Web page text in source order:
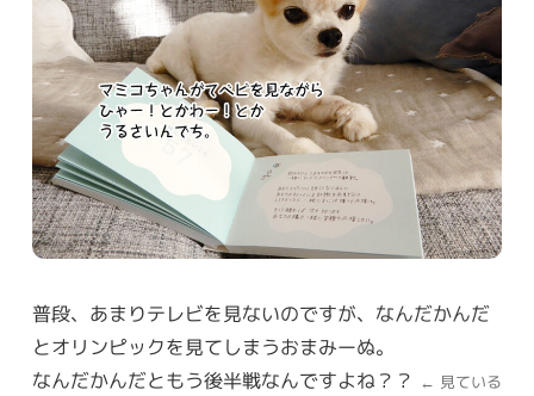
普段、あまりテレビを見ないのですが、なんだかんだ
とオリンピックを見てしまうおまみーぬ。
なんだかんだともう後半戦なんですよね？？ ← 見ている